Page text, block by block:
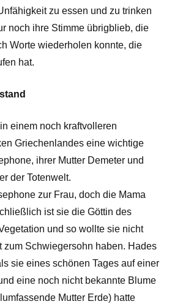
zu essen und zu trinken
noch ihre Stimme übrigblieb, die
Worte wiederholen konnte, die
hat.
einem noch kraftvolleren
Griechenlandes eine wichtige
ihrer Mutter Demeter und
der Totenwelt.
zur Frau, doch die Mama
ist sie die Göttin des
und so wollte sie nicht
zum Schwiegersohn haben. Hades
sie eines schönen Tages auf einer
eine noch nicht bekannte Blume
Mutter Erde) hatte